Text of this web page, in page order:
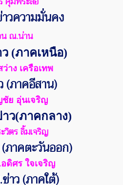
วความมั่นคง
ณ.น่าน
(ภาคเหนือ)
าง เครือเทพ
(ภาคอีสาน)
ย อุ่นเจริญ
ว(ภาคกลาง)
วิตร ลิ้มเจริญ
ภาคตะวันออก)
อดิศร ใจเจริญ
าว (ภาคใต้)